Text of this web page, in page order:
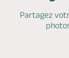
Partagez